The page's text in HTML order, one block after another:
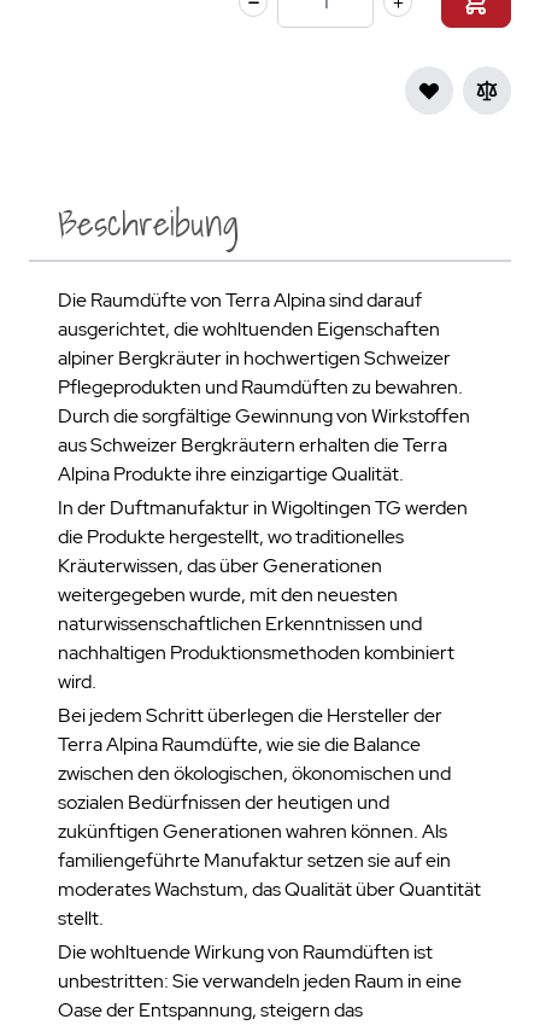
Menge
Beschreibung
Die Raumdüfte von Terra Alpina sind darauf
ausgerichtet, die wohltuenden Eigenschaften
alpiner Bergkräuter in hochwertigen Schweizer
Pflegeprodukten und Raumdüften zu bewahren.
Durch die sorgfältige Gewinnung von Wirkstoffen
aus Schweizer Bergkräutern erhalten die Terra
Alpina Produkte ihre einzigartige Qualität.
In der Duftmanufaktur in Wigoltingen TG werden
die Produkte hergestellt, wo traditionelles
Kräuterwissen, das über Generationen
weitergegeben wurde, mit den neuesten
naturwissenschaftlichen Erkenntnissen und
nachhaltigen Produktionsmethoden kombiniert
wird.
Bei jedem Schritt überlegen die Hersteller der
Terra Alpina Raumdüfte, wie sie die Balance
zwischen den ökologischen, ökonomischen und
sozialen Bedürfnissen der heutigen und
zukünftigen Generationen wahren können. Als
familiengeführte Manufaktur setzen sie auf ein
moderates Wachstum, das Qualität über Quantität
stellt.
Die wohltuende Wirkung von Raumdüften ist
unbestritten: Sie verwandeln jeden Raum in eine
Oase der Entspannung, steigern das